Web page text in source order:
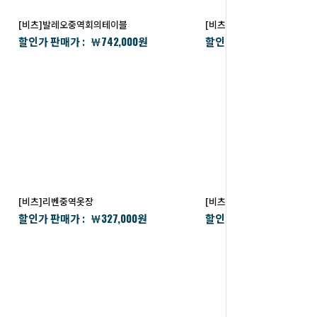
[비츠]발레오중역회의테이블
할인가 판매가 : ￦742,000원
[비츠]리벤중역쇼파테이블
할인가 판매가 :
[비츠]리벤중역옷장
할인가 판매가 : ￦327,000원
[비츠]크레시아중역사이드책
할인가 판매가 :